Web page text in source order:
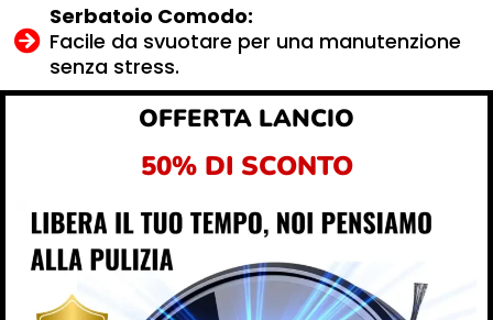
Serbatoio Comodo:
Facile da svuotare per una manutenzione
senza stress.
OFFERTA LANCIO
50% DI SCONTO